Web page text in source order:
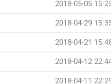
2018-05-05
2018-04-29
2018-04-21
2018-04-12
2018-04-11